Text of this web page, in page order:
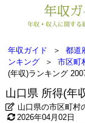
年収ガイド ＞ 都道
ンキング
＞ 市区町
(年収)ランキング
山口県 所得(年
山口県の市区町村
2026年04月02日